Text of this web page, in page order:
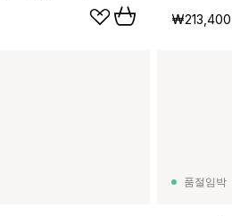
₩213,400
품절임박